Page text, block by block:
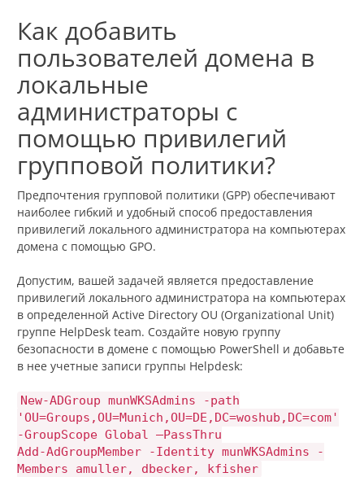
Как добавить
пользователей домена в
локальные
администраторы с
помощью привилегий
групповой политики?
Предпочтения групповой политики (GPP) обеспечивают
наиболее гибкий и удобный способ предоставления
привилегий локального администратора на компьютерах
домена с помощью GPO.
Допустим, вашей задачей является предоставление
привилегий локального администратора на компьютерах
в определенной Active Directory OU (Organizational Unit)
группе HelpDesk team. Создайте новую группу
безопасности в домене с помощью PowerShell и добавьте
в нее учетные записи группы Helpdesk:
New-ADGroup munWKSAdmins -path
'OU=Groups,OU=Munich,OU=DE,DC=woshub,DC=com'
-GroupScope Global –PassThru
Add-AdGroupMember -Identity munWKSAdmins -
Members amuller, dbecker, kfisher